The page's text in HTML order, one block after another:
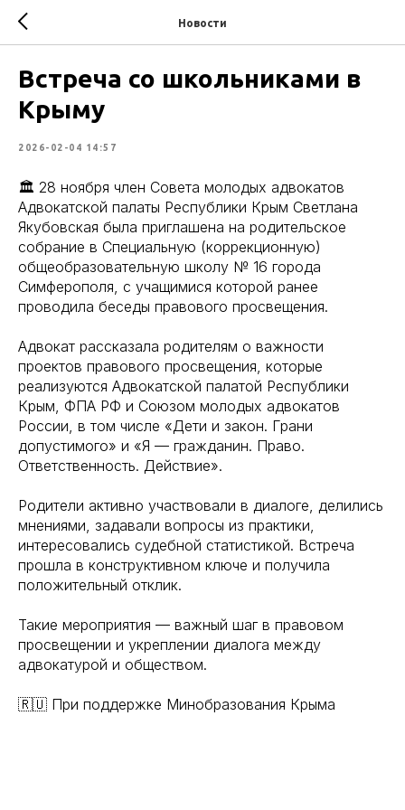
Новости
Встреча со школьниками в
Крыму
2026-02-04 14:57
🏛 28 ноября член Совета молодых адвокатов
Адвокатской палаты Республики Крым Светлана
Якубовская была приглашена на родительское
собрание в Специальную (коррекционную)
общеобразовательную школу № 16 города
Симферополя, с учащимися которой ранее
проводила беседы правового просвещения.
Адвокат рассказала родителям о важности
проектов правового просвещения, которые
реализуются Адвокатской палатой Республики
Крым, ФПА РФ и Союзом молодых адвокатов
России, в том числе «Дети и закон. Грани
допустимого» и «Я — гражданин. Право.
Ответственность. Действие».
Родители активно участвовали в диалоге, делились
мнениями, задавали вопросы из практики,
интересовались судебной статистикой. Встреча
прошла в конструктивном ключе и получила
положительный отклик.
Такие мероприятия — важный шаг в правовом
просвещении и укреплении диалога между
адвокатурой и обществом.
🇷🇺 При поддержке Минобразования Крыма